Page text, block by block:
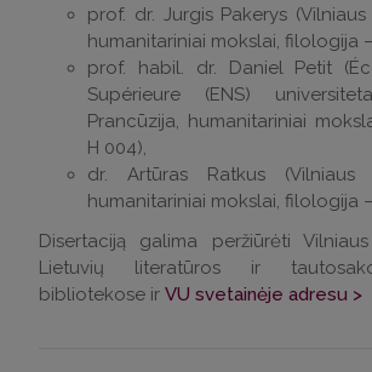
prof. dr. Jurgis Pakerys (Vilniaus
humanitariniai mokslai, filologija
prof. habil. dr. Daniel Petit
Supérieure (ENS)
Prancūzija, humanitariniai
H 004),
dr. Artūras Ratkus (Vilniaus
humanitariniai mokslai, filologija
Disertaciją galima peržiūrėti
Lietuvių literatūros ir
bibliotekose ir VU svetainėje adresu >